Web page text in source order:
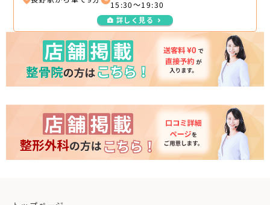
15:30～19:30
詳しく見る